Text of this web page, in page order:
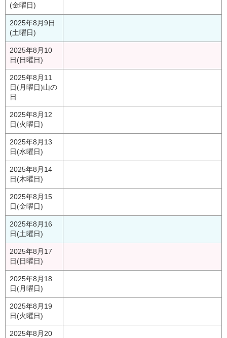
(金曜日)
2025年8月9日
(土曜日)
2025年8月10
日(日曜日)
2025年8月11
日(月曜日)山の
日
2025年8月12
日(火曜日)
2025年8月13
日(水曜日)
2025年8月14
日(木曜日)
2025年8月15
日(金曜日)
2025年8月16
日(土曜日)
2025年8月17
日(日曜日)
2025年8月18
日(月曜日)
2025年8月19
日(火曜日)
2025年8月20